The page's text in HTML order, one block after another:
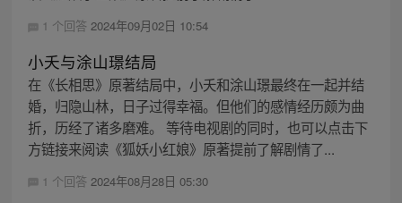
1 个回答 2024年09月02日 10:54
小夭与涂山璟结局
在《长相思》原著结局中，小夭和涂山璟最终在一起并结
婚，归隐山林，日子过得幸福。但他们的感情经历颇为曲
折，历经了诸多磨难。 等待电视剧的同时，也可以点击下
方链接来阅读《狐妖小红娘》原著提前了解剧情了...
1 个回答 2024年08月28日 05:30